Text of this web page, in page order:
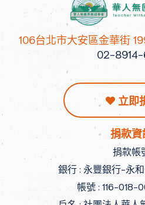
106台北市大安區金華街
02-
立即
捐款資
捐款帳
銀行 : 永豐銀行-永
帳號 : 116-018-